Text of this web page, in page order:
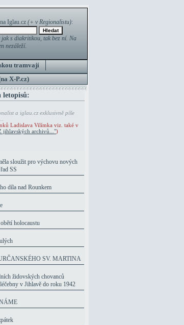
Iglau.cz (+ v Regionalistu):
jak s diakritikou, tak bez ní. Na
nezáleží.
tramvají
X-P.cz)
letopisů:
a iglau.cz exklusivně píše
Ladislava Vilímka viz. také v
jihlavských archivů...")
sloužit pro výchovu nových
SS
díla nad Rounkem
holocaustu
SV. MARTINA
židovských chovanců
v Jihlavě do roku 1942